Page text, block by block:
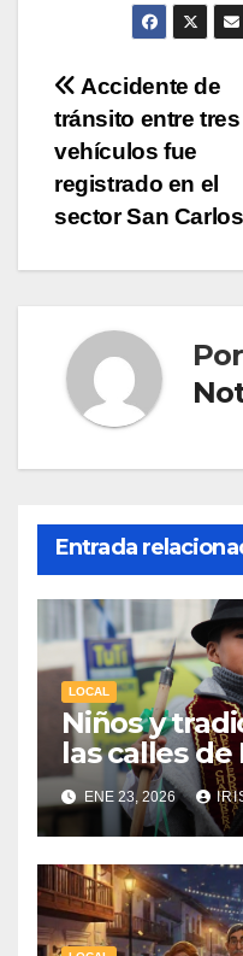
de
entradas
Accidente de
tránsito entre tres
vehículos fue
registrado en el
sector San Carlos
Por
Entrada
LOCAL
Niños y
las calles
Desfile del
2026
ENE 23, 2026